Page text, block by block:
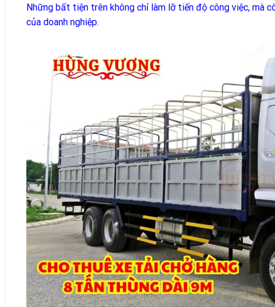
Những bất tiện trên không chỉ làm lỡ tiến độ công việc, mà
của doanh nghiệp.